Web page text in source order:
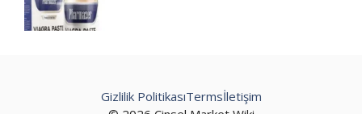
Gizlilik PolitikasıTermsİletişim